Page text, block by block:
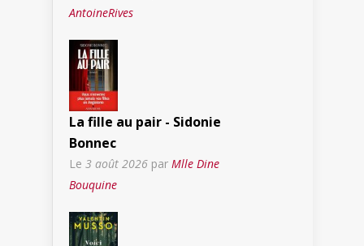
AntoineRives
La fille au pair - Sidonie
Bonnec
Le 3 août 2026 par Mlle Dine
Bouquine